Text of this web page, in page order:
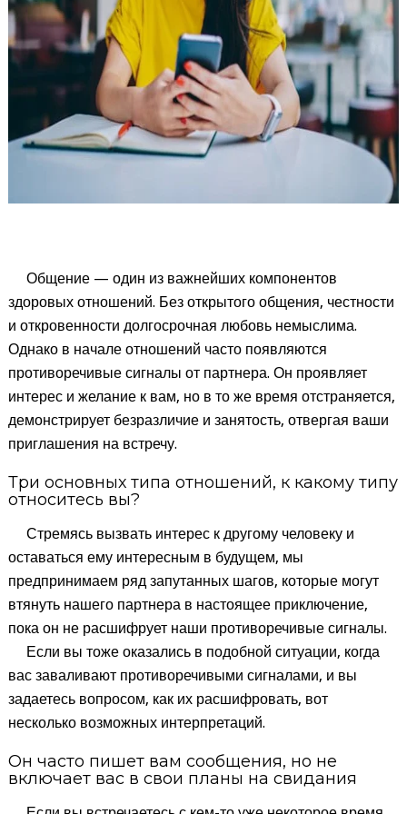
Общение — один из важнейших компонентов
здоровых отношений. Без открытого общения, честности
и откровенности долгосрочная любовь немыслима.
Однако в начале отношений часто появляются
противоречивые сигналы от партнера. Он проявляет
интерес и желание к вам, но в то же время отстраняется,
демонстрирует безразличие и занятость, отвергая ваши
приглашения на встречу.
Три основных типа отношений, к какому типу
относитесь вы?
Стремясь вызвать интерес к другому человеку и
оставаться ему интересным в будущем, мы
предпринимаем ряд запутанных шагов, которые могут
втянуть нашего партнера в настоящее приключение,
пока он не расшифрует наши противоречивые сигналы.
Если вы тоже оказались в подобной ситуации, когда
вас заваливают противоречивыми сигналами, и вы
задаетесь вопросом, как их расшифровать, вот
несколько возможных интерпретаций.
Он часто пишет вам сообщения, но не
включает вас в свои планы на свидания